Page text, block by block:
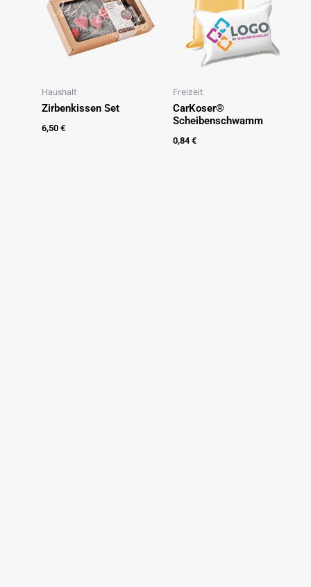
Haushalt
Zirbenkissen Set
6,50 €
Freizeit
CarKoser®
Scheibenschwamm
0,84€